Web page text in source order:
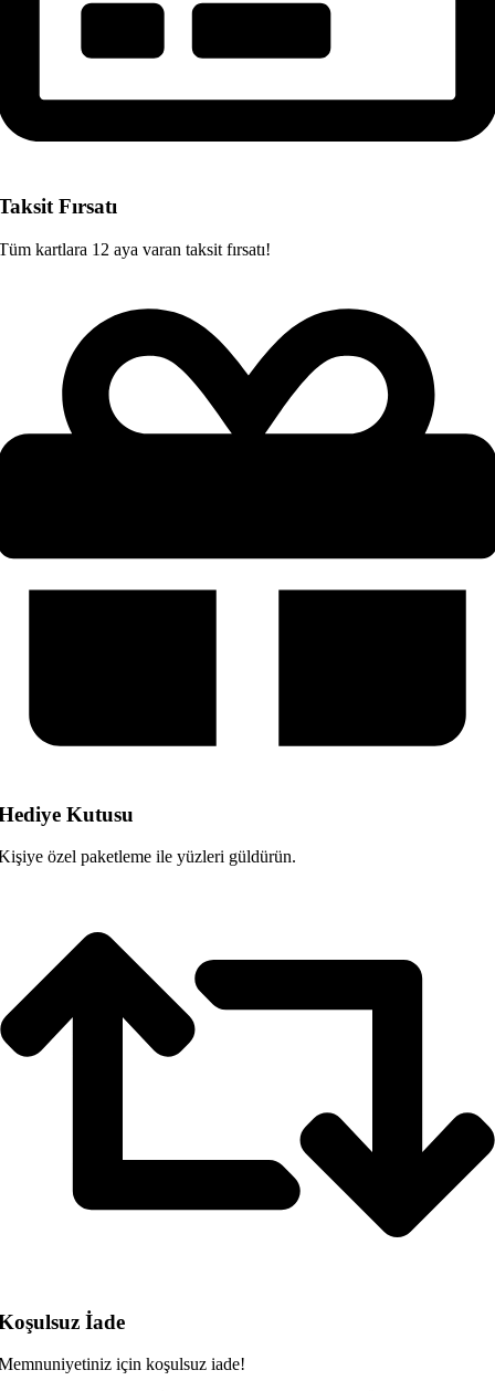
Fırsatı
kartlara 12 aya varan taksit fırsatı!
Kutusu
özel paketleme ile yüzleri güldürün.
İade
için koşulsuz iade!